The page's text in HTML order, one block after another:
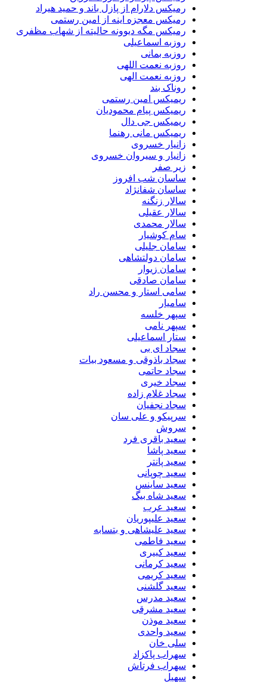
رمیکس دلارام از پازل باند و حمید هیراد
رمیکس معجزه اینه از امین رستمی
رمیکس مگه دیوونه حالیته از شهاب مظفری
روزبه اسماعیلی
روزبه بمانی
روزبه نعمت اللهی
روزبه نعمت الهی
روناک بند
ریمیکس امین رستمی
ریمیکس پیام محمودیان
ریمیکس جی دال
ریمیکس مانی رهنما
زانیار خسروی
زانیار و سیروان خسروی
زیر صفر
ساسان شب افروز
ساسان شفانژاد
سالار زنگنه
سالار عقیلی
سالار محمدی
سام کوشیار
سامان جلیلی
سامان دولتشاهی
سامان زیوار
سامان صادقی
سامی استار و محسن راد
سامیار
سپهر خلسه
سپهر نامی
ستار اسماعیلی
سجاد ای بی
سجاد باذوقی و مسعود بیات
سجاد حاتمی
سجاد خیری
سجاد غلام زاده
سجاد نجفیان
سرپیکو و علی سان
سروش
سعید باقری فرد
سعید پاشا
سعید پانتر
سعید چوپانی
سعید ساینس
سعید شاه بیگ
سعید عرب
سعید علیپوریان
سعید علیشاهی و بتسابه
سعید فاطمی
سعید کبیری
سعید کرمانی
سعید کریمی
سعید گلشنی
سعید مدرس
سعید مشرقی
سعید موذن
سعید واحدی
سلی خان
سهراب پاکزاد
سهراب فرتاش